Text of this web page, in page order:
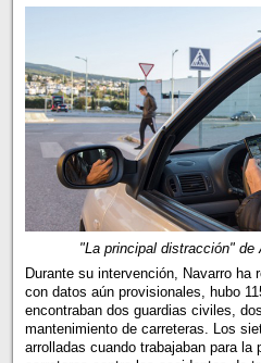
"La principal distracción" de
Durante su intervención, Navarro ha
con datos aún provisionales, hubo
encontraban dos guardias civiles,
mantenimiento de carreteras. Los
arrolladas cuando trabajaban para la